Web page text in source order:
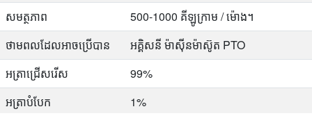
សមត្ថភាព
500-1000 គីឡូក្រាម / ម៉ោង។
ថាមពលដែលអាចប្រើបាន
អគ្គិសនី ម៉ាស៊ីនម៉ាស៊ូត PTO
អត្រាជ្រើសរើស
99%
អត្រាបំបែក
1%